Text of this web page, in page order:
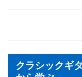
クラシックギ